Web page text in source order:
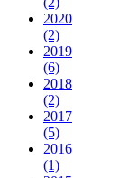
2020
(2)
2019
(6)
2018
(2)
2017
(5)
2016
(1)